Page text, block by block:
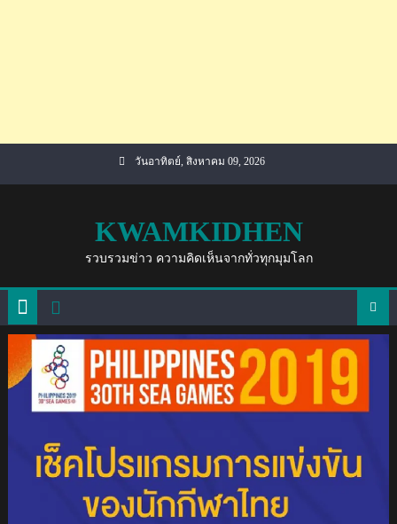
วันอาทิตย์, สิงหาคม 09, 2026
KWAMKIDHEN
รวบรวมข่าว ความคิดเห็นจากทั่วทุกมุมโลก